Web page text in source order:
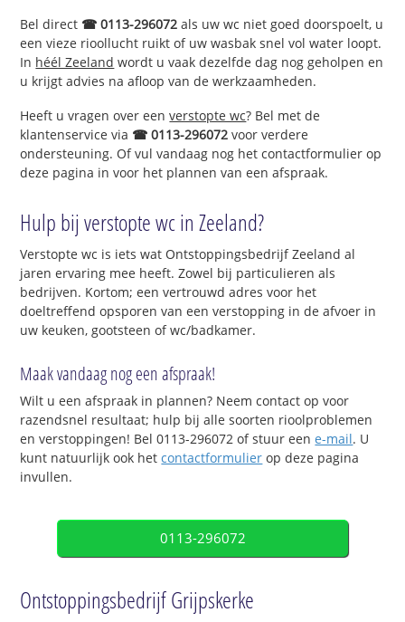
Bel direct ☎ 0113-296072 als uw wc niet goed doorspoelt, u
een vieze rioollucht ruikt of uw wasbak snel vol water loopt.
In héél Zeeland wordt u vaak dezelfde dag nog geholpen en
u krijgt advies na afloop van de werkzaamheden.
Heeft u vragen over eenverstopte wc? Bel met de
klantenservice via ☎ 0113-296072 voor verdere
ondersteuning. Of vul vandaag nog het contactformulier op
deze pagina in voor het plannen van een afspraak.
Hulp bij verstopte wc in Zeeland?
Verstopte wc is iets wat Ontstoppingsbedrijf Zeeland al
jaren ervaring mee heeft. Zowel bij particulieren als
bedrijven. Kortom; een vertrouwd adres voor het
doeltreffend opsporen van een verstopping in de afvoer in
uw keuken, gootsteen of wc/badkamer.
Maak vandaag nog een afspraak!
Wilt u een afspraak in plannen? Neem contact op voor
razendsnel resultaat; hulp bij alle soorten rioolproblemen
en verstoppingen! Bel 0113-296072 of stuur eene-mail. U
kunt natuurlijk ook hetcontactformulier op deze pagina
invullen.
0113-296072
Ontstoppingsbedrijf Grijpskerke